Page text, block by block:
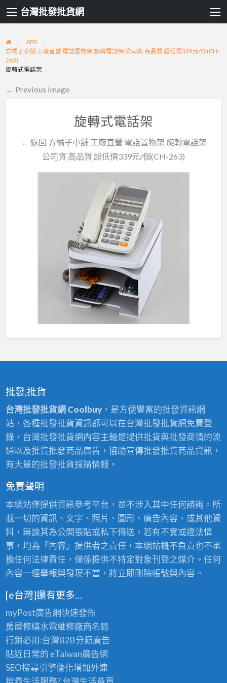
台灣批發批貨網
ADS
方橘子小舖 工廠直營 電話置物架 旋轉電話架 公司貨 高品質 超低價339元/個(CH-
263)
旋轉式電話架
← Previous Image
旋轉式電話架
← 返回 方橘子小舖 工廠直營 電話置物架 旋轉電話架
公司貨 高品質 超低價339元/個(CH-263)
批發,批貨
台灣批發批貨網 Coolbuy，是方便豐富的批發資訊網
站，各種批發批貨資訊都可以在台灣批發批貨網免費登
錄，台灣批發批貨網內容主軸是提供批貨與批發商情的流
通以及批貨批發商品廣告，協助宣傳批發批貨商品資訊，
有大量的批發批貨採購情報。
免責聲明
本網站僅提供資訊參考平台，並不涉入其中任何諮詢。所
載一切的資訊、文字、照片、圖形、廣告內容、或其他資
料，無論其為公開張貼或私下傳送，若有不實或違法情
事，均為『內容』提供者之責任，本網站概不負責也不承
擔任何法律責任，僅係提供不特定對象刊登之媒介。任何
內容一經舉報與發現不當，將立即刪除帳號與內容。
[e台灣]還有更多…
myPost廣告網快速發佈
房屋修繕水電維修廠商名錄
行銷必用:台灣B2B分類廣告
貼近日常的 eTaiwan廣告網
SEO搜尋引擎優化增加外連